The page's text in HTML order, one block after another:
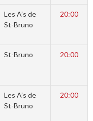
Les A’s de
St-Bruno
20:00
St-Bruno 20:00
Les A’s de
St-Bruno
20:00